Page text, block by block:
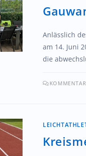
Anlässlich
am 14. Juni
die